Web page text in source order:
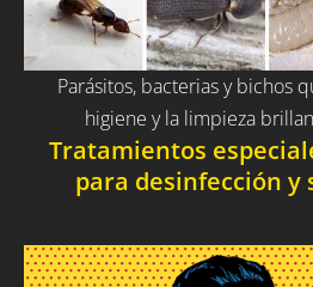
Parásitos, bacterias y bichos
higiene y la limpieza
Tratamientos
para desinfección y